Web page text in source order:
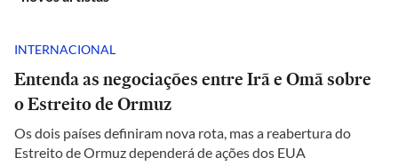
INTERNACIONAL
Entenda as negociações entre Irã e Omã sobre
o Estreito de Ormuz
Os dois países definiram nova rota, mas a reabertura do
Estreito de Ormuz dependerá de ações dos EUA